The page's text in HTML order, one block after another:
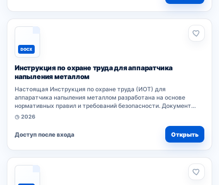
DOCX
Инструкция по охране труда для аппаратчика
напыления металлом
Настоящая Инструкция по охране труда (ИОТ) для
аппаратчика напыления металлом разработана на основе
нормативных правил и требований безопасности. Документ
устанавливает обязанности работников при выполнении
◷ 2026
Доступ после входа Открыть